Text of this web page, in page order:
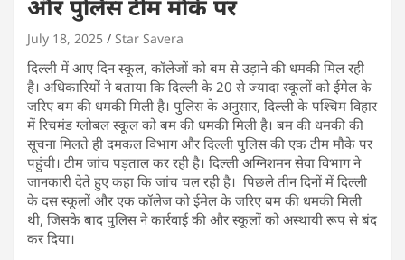
और पुलिस टीम मौके पर
July 18, 2025 Star Savera
दिल्ली में आए दिन स्कूल, कॉलेजों को बम से उड़ाने की धमकी मिल रही
है। अधिकारियों ने बताया कि दिल्ली के 20 से ज्यादा स्कूलों को ईमेल के
जरिए बम की धमकी मिली है। पुलिस के अनुसार, दिल्ली के पश्चिम विहार
में रिचमंड ग्लोबल स्कूल को बम की धमकी मिली है। बम की धमकी की
सूचना मिलते ही दमकल विभाग और दिल्ली पुलिस की एक टीम मौके पर
पहुंची। टीम जांच पड़ताल कर रही है। दिल्ली अग्निशमन सेवा विभाग ने
जानकारी देते हुए कहा कि जांच चल रही है। पिछले तीन दिनों में दिल्ली
के दस स्कूलों और एक कॉलेज को ईमेल के जरिए बम की धमकी मिली
थी, जिसके बाद पुलिस ने कार्रवाई की और स्कूलों को अस्थायी रूप से बंद
कर दिया।